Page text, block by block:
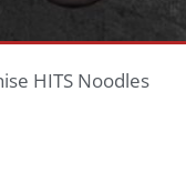
HITS Noodles